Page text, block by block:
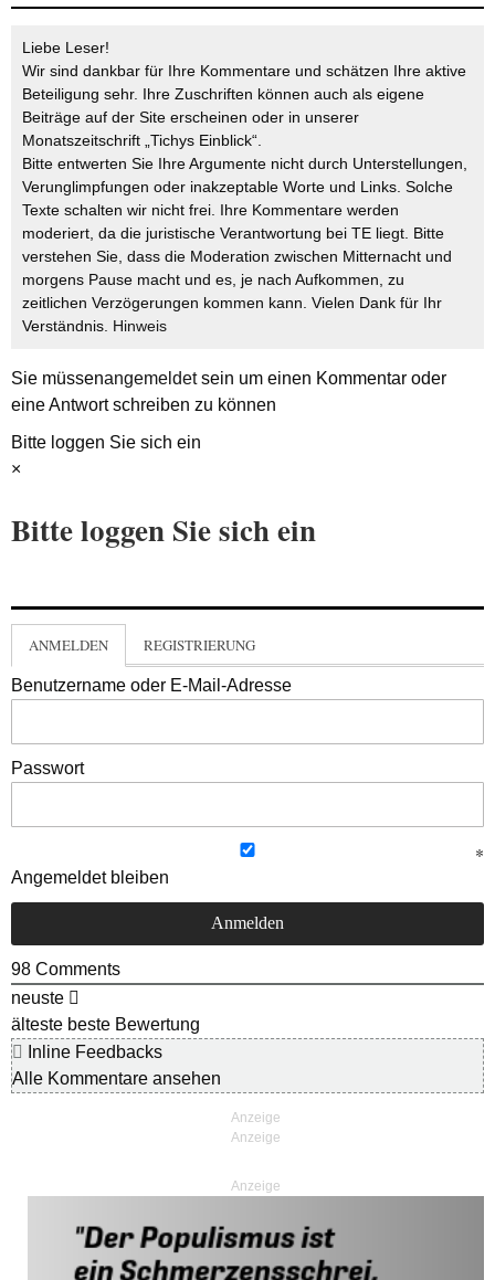
Liebe Leser!
Wir sind dankbar für Ihre Kommentare und schätzen Ihre aktive
Beteiligung sehr. Ihre Zuschriften können auch als eigene
Beiträge auf der Site erscheinen oder in unserer
Monatszeitschrift „Tichys Einblick“.
Bitte entwerten Sie Ihre Argumente nicht durch Unterstellungen,
Verunglimpfungen oder inakzeptable Worte und Links. Solche
Texte schalten wir nicht frei. Ihre Kommentare werden
moderiert, da die juristische Verantwortung bei TE liegt. Bitte
verstehen Sie, dass die Moderation zwischen Mitternacht und
morgens Pause macht und es, je nach Aufkommen, zu
zeitlichen Verzögerungen kommen kann. Vielen Dank für Ihr
Verständnis. Hinweis
Sie müssenangemeldetsein um einen Kommentar oder
eine Antwort schreiben zu können
Bitte loggen Sie sich ein
×
Bitte loggen Sie sich ein
ANMELDEN REGISTRIERUNG
Benutzername oder E-Mail-Adresse
Passwort
Angemeldet bleiben
98 Comments
neuste
älteste beste Bewertung
Inline Feedbacks
Alle Kommentare ansehen
Anzeige